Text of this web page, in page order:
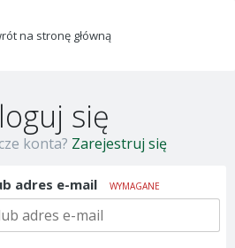
na stronę główną
się
konta? Zarejestruj się
adres e-mail WYMAGANE